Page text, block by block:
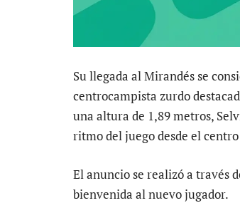
Su llegada al Mirandés se
centrocampista zurdo
una altura de 1,89 metros,
ritmo del juego desde el
El anuncio se realizó a través
bienvenida al nuevo jugador.